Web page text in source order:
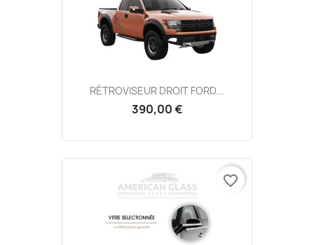
RÉTROVISEUR DROIT FORD...
390,00 €
favorite_border